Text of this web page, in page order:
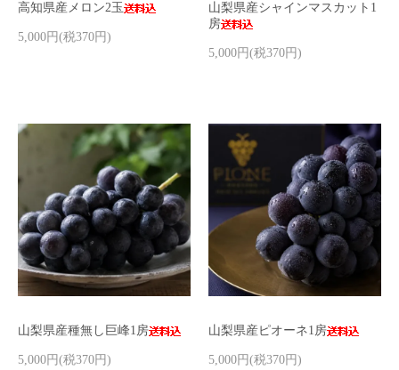
高知県産メロン2玉
5,000円(税370円)
山梨県産シャインマスカット1
房
5,000円(税370円)
山梨県産種無し巨峰1房
5,000円(税370円)
山梨県産ピオーネ1房
5,000円(税370円)